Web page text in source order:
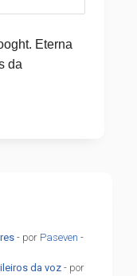
Eterna
da
- por Paseven -
da voz - por